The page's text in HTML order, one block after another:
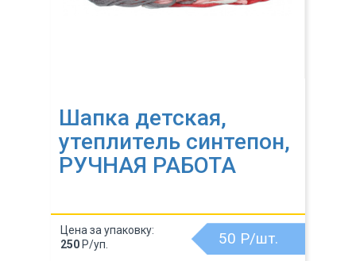
Шапка детская,
утеплитель синтепон,
РУЧНАЯ РАБОТА
50 Р/шт.
Цена за упаковку:
250 Р/уп.